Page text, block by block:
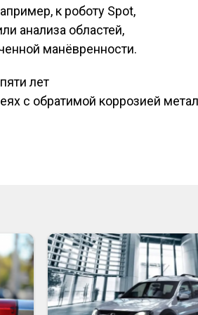
к роботу Spot,
анализа областей,
манёвренности.
лет
с обратимой коррозией